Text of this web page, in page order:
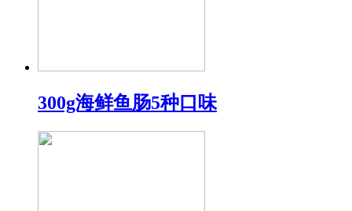
300g海鲜鱼肠5种口味